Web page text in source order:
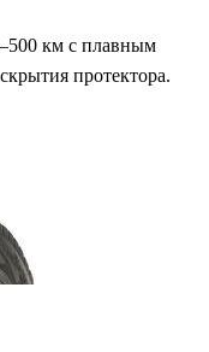
км с плавным
протектора.